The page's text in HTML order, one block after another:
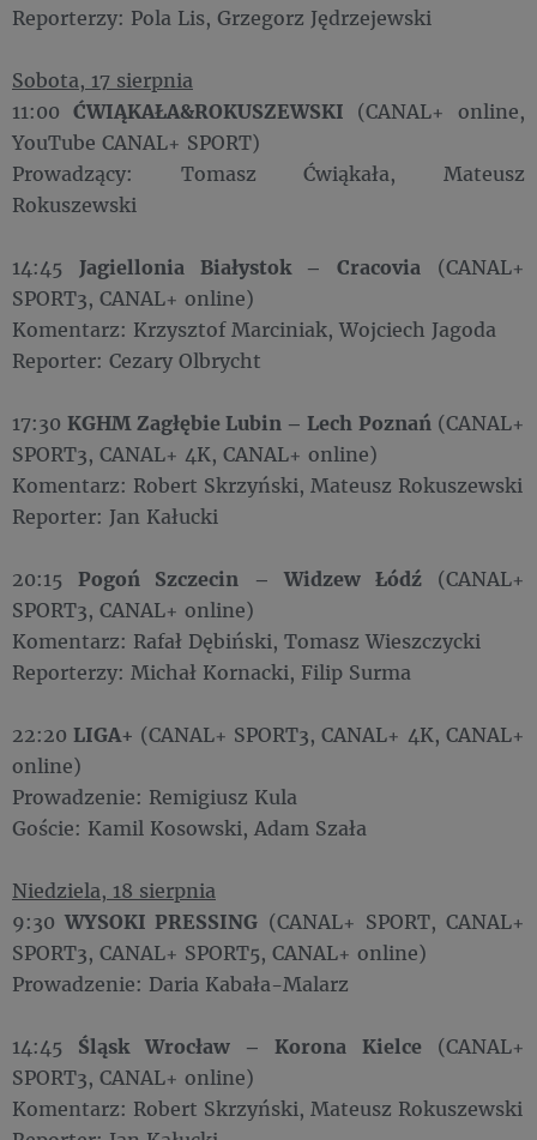
Reporterzy: Pola Lis, Grzegorz Jędrzejewski
Sobota, 17 sierpnia
11:00 ĆWIĄKAŁA&ROKUSZEWSKI (CANAL+ online,
YouTube CANAL+ SPORT)
Prowadzący: Tomasz Ćwiąkała, Mateusz
Rokuszewski
14:45 Jagiellonia Białystok – Cracovia (CANAL+
SPORT3, CANAL+ online)
Komentarz: Krzysztof Marciniak, Wojciech Jagoda
Reporter: Cezary Olbrycht
17:30KGHM Zagłębie Lubin – Lech Poznań (CANAL+
SPORT3, CANAL+ 4K, CANAL+ online)
Komentarz: Robert Skrzyński, Mateusz Rokuszewski
Reporter: Jan Kałucki
20:15Pogoń Szczecin – Widzew Łódź(CANAL+
SPORT3, CANAL+ online)
Komentarz: Rafał Dębiński, Tomasz Wieszczycki
Reporterzy: Michał Kornacki, Filip Surma
22:20LIGA+ (CANAL+ SPORT3, CANAL+ 4K, CANAL+
online)
Prowadzenie: Remigiusz Kula
Goście: Kamil Kosowski, Adam Szała
Niedziela, 18 sierpnia
9:30WYSOKI PRESSING (CANAL+ SPORT, CANAL+
SPORT3, CANAL+ SPORT5, CANAL+ online)
Prowadzenie: Daria Kabała-Malarz
14:45 Śląsk Wrocław – Korona Kielce(CANAL+
SPORT3, CANAL+ online)
Komentarz: Robert Skrzyński, Mateusz Rokuszewski